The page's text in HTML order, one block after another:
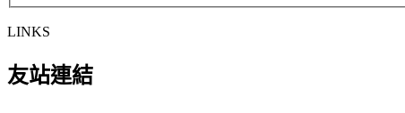
LINKS
友站連結